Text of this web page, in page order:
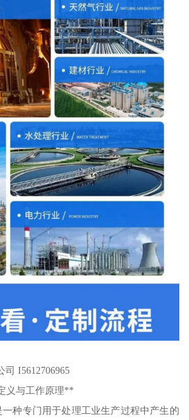
I5612706965
义与工作原理**
种专门用于处理工业生产过程中产生的